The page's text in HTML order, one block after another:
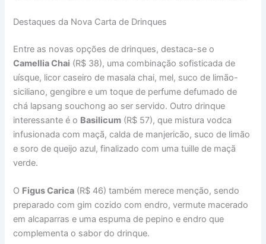
Destaques da Nova Carta de Drinques
Entre as novas opções de drinques, destaca-se o
Camellia Chai (R$ 38), uma combinação sofisticada de
uísque, licor caseiro de masala chai, mel, suco de limão-
siciliano, gengibre e um toque de perfume defumado de
chá lapsang souchong ao ser servido. Outro drinque
interessante é o Basilicum (R$ 57), que mistura vodca
infusionada com maçã, calda de manjericão, suco de limão
e soro de queijo azul, finalizado com uma tuille de maçã
verde.
O Figus Carica (R$ 46) também merece menção, sendo
preparado com gim cozido com endro, vermute macerado
em alcaparras e uma espuma de pepino e endro que
complementa o sabor do drinque.